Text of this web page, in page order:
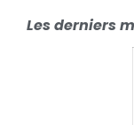
Les derniers